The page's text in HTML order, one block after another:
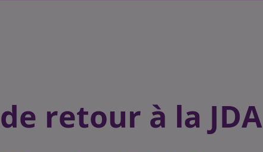
retour à la JDA